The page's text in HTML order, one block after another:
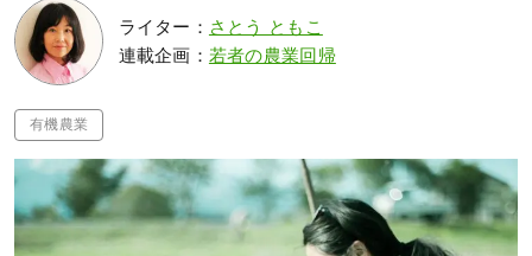
ライター： さとう ともこ
連載企画： 若者の農業回帰
有機農業